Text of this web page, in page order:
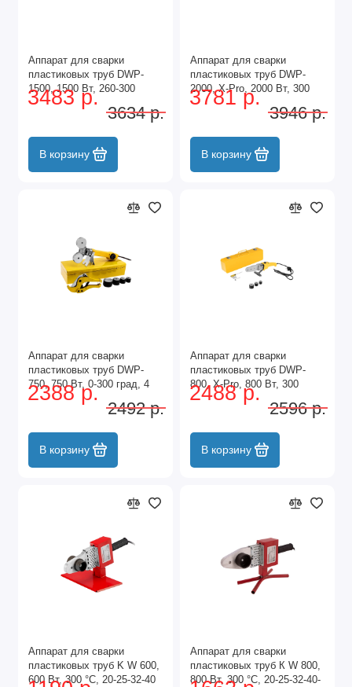
Аппарат для сварки
пластиковых труб DWP-
1500, 1500 Вт, 260-300
град, комплект насадок, 20-
3483 р.
3634 р.
В корзину
Аппарат для сварки
пластиковых труб DWP-
2000, Х-Pro, 2000 Вт, 300
град, комплект насадок, 20-
3781 р.
3946 р.
В корзину
Аппарат для сварки
пластиковых труб DWP-
750, 750 Вт, 0-300 град, 4
насадки, 20-40 мм Denzel
2388 р.
2492 р.
В корзину
Аппарат для сварки
пластиковых труб DWP-
800, Х-Pro, 800 Вт, 300
град, комплект насадок, 20-
2488 р.
2596 р.
В корзину
Аппарат для сварки
пластиковых труб K W 600,
600 Вт, 300 °C, 20-25-32-40
Аппарат для сварки
пластиковых труб К W 800,
800 Вт, 300 °C, 20-25-32-40-